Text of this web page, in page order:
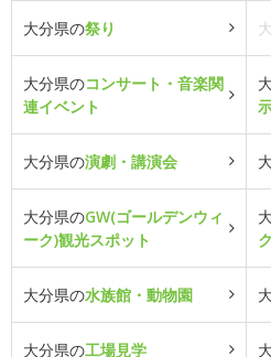
大分県の祭り
大分県のコンサート・音楽関
連イベント
大分県の演劇・講演会
大分県のGW(ゴールデンウィ
ーク)観光スポット
ク
大分県の水族館・動物園
大分県の工場見学